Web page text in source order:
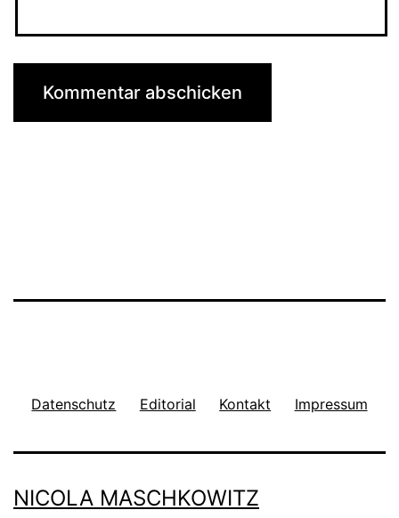
Datenschutz Editorial Kontakt Impressum
NICOLA MASCHKOWITZ